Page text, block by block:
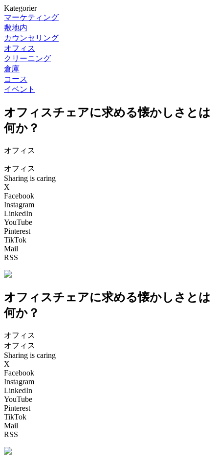
Kategorier
マーケティング
敷地内
カウンセリング
オフィス
クリーニング
倉庫
コース
イベント
オフィスチェアに求める懐かしさとは
何か？
オフィス
オフィス
Sharing is caring
X
Facebook
Instagram
LinkedIn
YouTube
Pinterest
TikTok
Mail
RSS
オフィスチェアに求める懐かしさとは
何か？
オフィス
オフィス
Sharing is caring
X
Facebook
Instagram
LinkedIn
YouTube
Pinterest
TikTok
Mail
RSS